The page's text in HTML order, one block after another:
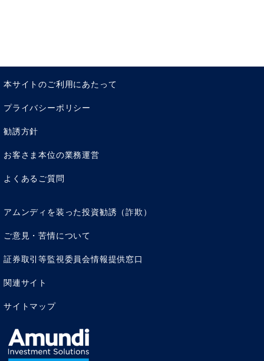
本サイトのご利用にあたって
プライバシーポリシー
勧誘方針
お客さま本位の業務運営
よくあるご質問
アムンディを装った投資勧誘（詐欺）
ご意見・苦情について
証券取引等監視委員会情報提供窓口
関連サイト
サイトマップ